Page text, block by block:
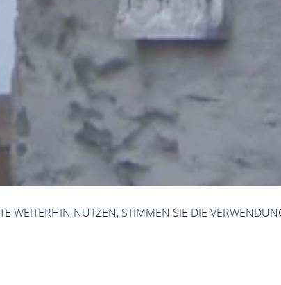
WEITERHIN NUTZEN, STIMMEN SIE DIE